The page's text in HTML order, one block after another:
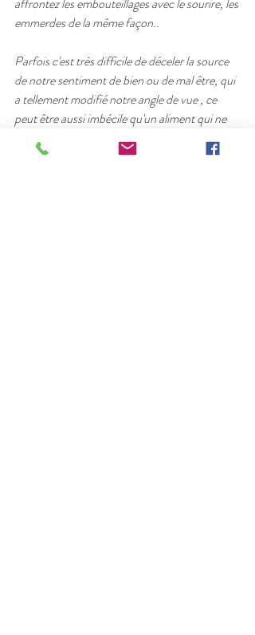
emmerdes de la même façon..
Parfois c'est très difficile de déceler la source
de notre sentiment de bien ou de mal être, qui
a tellement modifié notre angle de vue , ce
peut être aussi imbécile qu'un aliment qui ne
vous convient pas, une odeur même faible qui
a brouillé vos sens...